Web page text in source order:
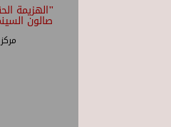
"الهزيمة
صالون